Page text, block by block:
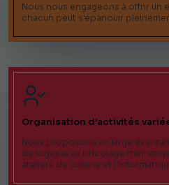
Nous nous engageons à offrir un
chacun peut s'épanouir
Organisation d’activités
Nous proposons un large
de logique au bricolage
ateliers de cuisine et